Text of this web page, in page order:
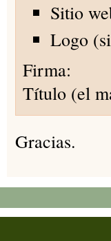
Sitio
Logo
Firma:
Título (el
Gracias.